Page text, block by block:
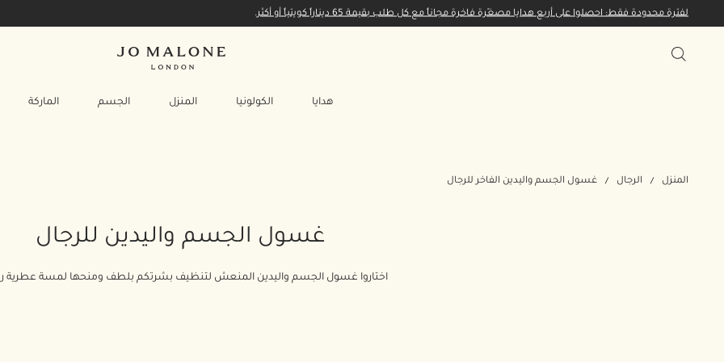
لفترة محدودة فقط: احصلوا على أربع هدايا مصغّرة فاخرة مجاناً مع كل طلب بقيمة 65 ديناراً كويتياً أو أكثر.
هدايا الكولونيا المنزل الجسم الماركة
المنزل الرجال غسول الجسم واليدين الفاخر للرجال
غسول الجسم واليدين للرجال
اختاروا غسول الجسم واليدين المنعش لتنظيف بشرتكم بلطف ومنحها لمسة عطرية